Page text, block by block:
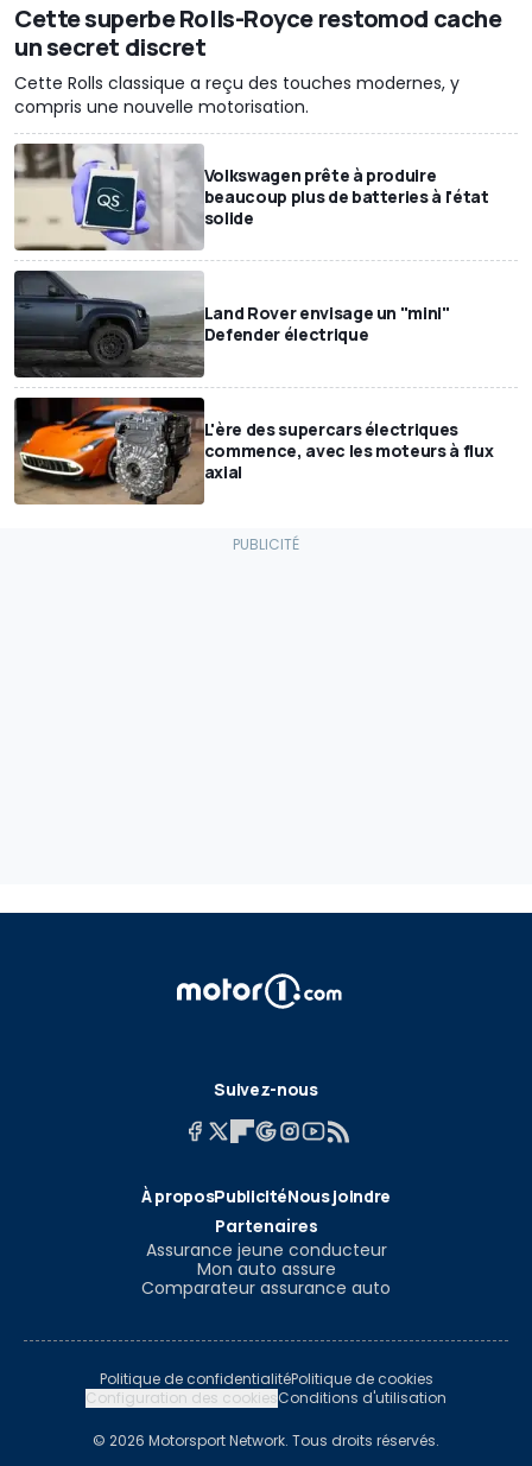
Cette superbe Rolls-Royce restomod cache
un secret discret
Cette Rolls classique a reçu des touches modernes, y
compris une nouvelle motorisation.
Volkswagen prête à produire
beaucoup plus de batteries à l'état
solide
Land Rover envisage un "mini"
Defender électrique
L'ère des supercars électriques
commence, avec les moteurs à flux
axial
Suivez-nous
À proposPublicitéNous joindre
Partenaires
Assurance jeune conducteur
Mon auto assure
Comparateur assurance auto
Politique de confidentialitéPolitique de cookies
Configuration des cookiesConditions d'utilisation
© 2026 Motorsport Network. Tous droits réservés.